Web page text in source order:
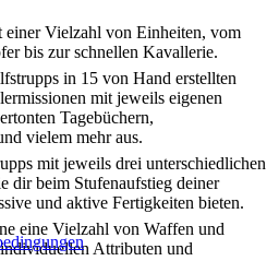
einer Vielzahl von Einheiten, vom
bis zur schnellen Kavallerie.
in 15 von Hand erstellten
mit jeweils eigenen
Tagebüchern,
vielem mehr aus.
mit jeweils drei unterschiedlichen
dir beim Stufenaufstieg deiner
und aktive Fertigkeiten bieten.
eine Vielzahl von Waffen und
Attributen und